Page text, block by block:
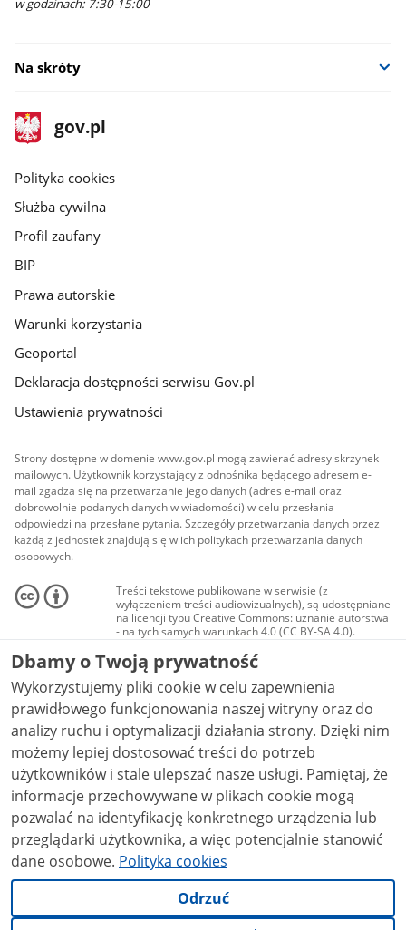
w godzinach: 7:30-15:00
Na skróty
stopka
gov.pl
Strona
gov.pl
gov.pl
Polityka cookies
Służba cywilna
Profil zaufany
BIP
Prawa autorskie
Warunki korzystania
Geoportal
Deklaracja dostępności serwisu Gov.pl
Ustawienia prywatności
Strony dostępne w domenie www.gov.pl mogą zawierać adresy skrzynek
mailowych. Użytkownik korzystający z odnośnika będącego adresem e-
mail zgadza się na przetwarzanie jego danych (adres e-mail oraz
dobrowolnie podanych danych w wiadomości) w celu przesłania
odpowiedzi na przesłane pytania. Szczegóły przetwarzania danych przez
każdą z jednostek znajdują się w ich politykach przetwarzania danych
osobowych.
Treści tekstowe publikowane w serwisie (z
wyłączeniem treści audiowizualnych), są udostępniane
na licencji typu Creative Commons: uznanie autorstwa
- na tych samych warunkach 4.0 (CC BY-SA 4.0).
Materiały audiowizualne, w tym zdjęcia, materiały
audio i wideo, są udostępniane na licencji typu
Creative Commons: uznanie autorstwa użycie
niekomercyjne - bez utworów zależnych 4.0 (CC BY-
NC-ND 4.0), o ile nie jest to stwierdzone inaczej.
Dbamy o Twoją prywatność
Wykorzystujemy pliki cookie w celu zapewnienia
prawidłowego funkcjonowania naszej witryny oraz do
analizy ruchu i optymalizacji działania strony. Dzięki nim
możemy lepiej dostosować treści do potrzeb
użytkowników i stale ulepszać nasze usługi. Pamiętaj, że
informacje przechowywane w plikach cookie mogą
pozwalać na identyfikację konkretnego urządzenia lub
przeglądarki użytkownika, a więc potencjalnie stanowić
dane osobowe. Polityka cookies
Odrzuć